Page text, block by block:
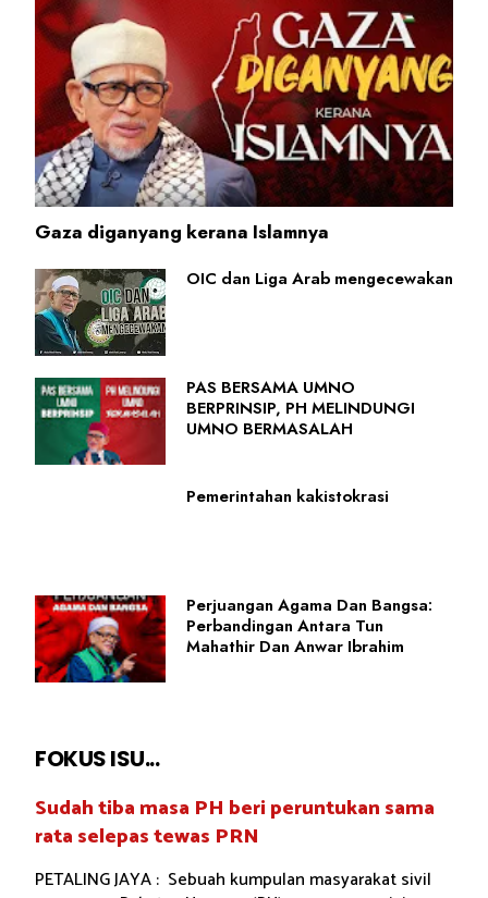
Gaza diganyang kerana Islamnya
OIC dan Liga Arab mengecewakan
PAS BERSAMA UMNO
BERPRINSIP, PH MELINDUNGI
UMNO BERMASALAH
Pemerintahan kakistokrasi
Perjuangan Agama Dan Bangsa:
Perbandingan Antara Tun
Mahathir Dan Anwar Ibrahim
FOKUS ISU...
Sudah tiba masa PH beri peruntukan sama
rata selepas tewas PRN
PETALING JAYA : Sebuah kumpulan masyarakat sivil